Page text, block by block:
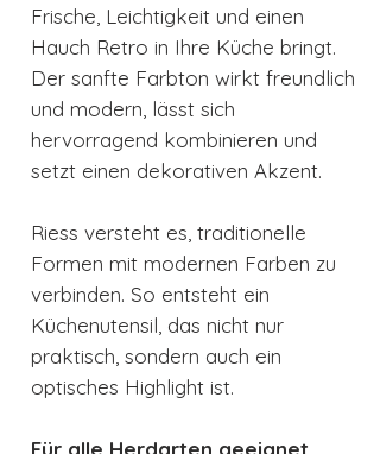
Frische, Leichtigkeit und einen
Hauch Retro in Ihre Küche bringt.
Der sanfte Farbton wirkt freundlich
und modern, lässt sich
hervorragend kombinieren und
setzt einen dekorativen Akzent.
Riess versteht es, traditionelle
Formen mit modernen Farben zu
verbinden. So entsteht ein
Küchenutensil, das nicht nur
praktisch, sondern auch ein
optisches Highlight ist.
Für alle Herdarten geeignet